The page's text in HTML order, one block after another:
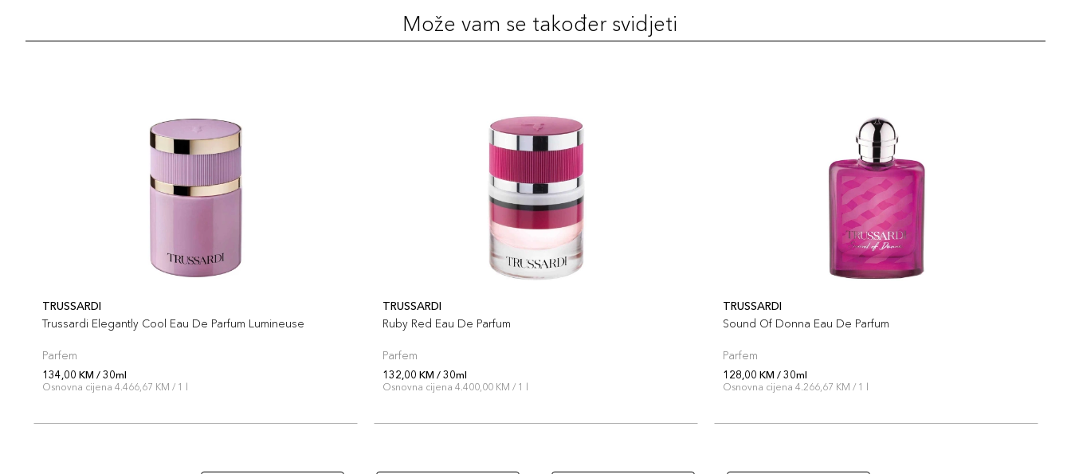
Može vam se također svidjeti
TRUSSARDI
Trussardi Elegantly Cool Eau De Parfum Lumineuse
Parfem
134,00 KM / 30ml
Osnovna cijena 4.466,67 KM / 1 l
TRUSSARDI
Ruby Red Eau De Parfum
Parfem
132,00 KM / 30ml
Osnovna cijena 4.400,00 KM / 1 l
TRUSSARDI
Sound Of Donna Eau De Parfum
Parfem
128,00 KM / 30ml
Osnovna cijena 4.266,67 KM / 1 l